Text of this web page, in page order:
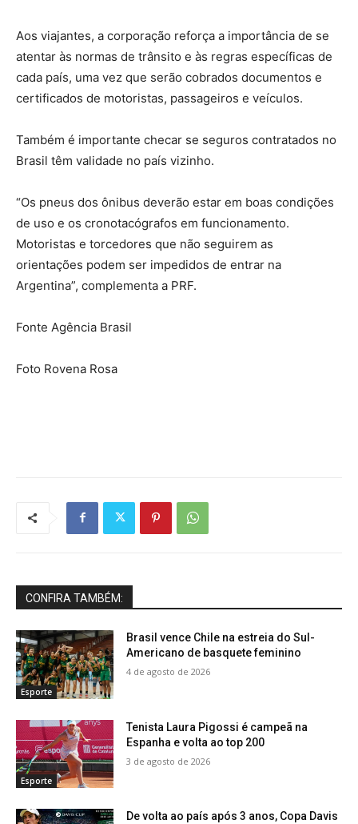
Aos viajantes, a corporação reforça a importância de se
atentar às normas de trânsito e às regras específicas de
cada país, uma vez que serão cobrados documentos e
certificados de motoristas, passageiros e veículos.
Também é importante checar se seguros contratados no
Brasil têm validade no país vizinho.
“Os pneus dos ônibus deverão estar em boas condições
de uso e os cronotacógrafos em funcionamento.
Motoristas e torcedores que não seguirem as
orientações podem ser impedidos de entrar na
Argentina”, complementa a PRF.
Fonte Agência Brasil
Foto Rovena Rosa
CONFIRA TAMBÉM:
Esporte
Brasil vence Chile na estreia do Sul-
Americano de basquete feminino
4 de agosto de 2026
Esporte
Tenista Laura Pigossi é campeã na
Espanha e volta ao top 200
3 de agosto de 2026
De volta ao país após 3 anos, Copa Davis